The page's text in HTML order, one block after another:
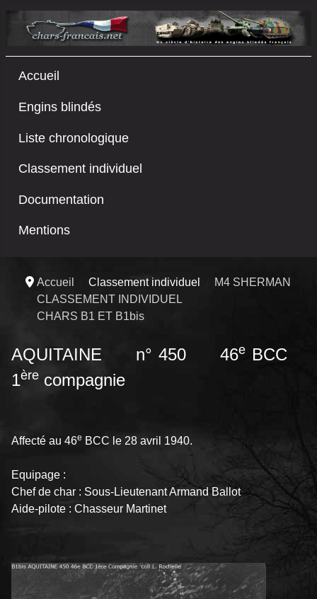
Accueil
Engins blindés
Liste chronologique
Classement individuel
Documentation
Mentions
Accueil Classement individuel
M4 SHERMAN
CLASSEMENT INDIVIDUEL
CHARS B1 ET B1bis
AQUITAINE n° 450 46eBCC
1ère compagnie
Affecté au 46e BCC le 28 avril 1940.
Equipage :
Chef de char : Sous-Lieutenant Armand Ballot
Aide-pilote : Chasseur Martinet